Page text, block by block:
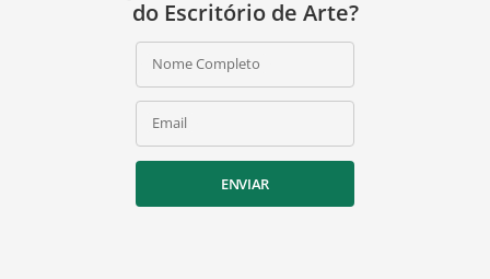
do Escritório de Arte?
Nome Completo
Email
ENVIAR